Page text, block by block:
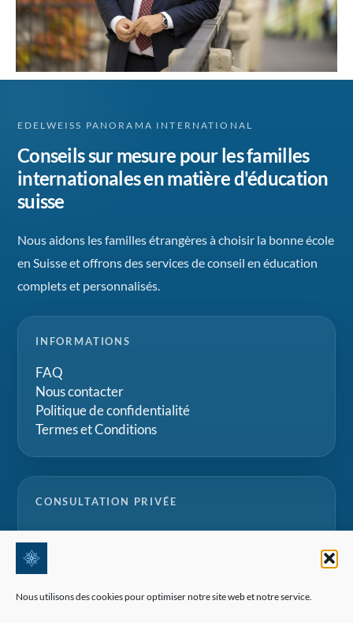
Nous utilisons des cookies pour optimiser notre site web et notre service.
EDELWEISS PANORAMA INTERNATIONAL
Conseils sur mesure pour les familles
internationales en matière d'éducation
suisse
Nous aidons les familles étrangères à choisir la bonne école
en Suisse et offrons des services de conseil en éducation
complets et personnalisés.
INFORMATIONS
FAQ
Nous contacter
Politique de confidentialité
Termes et Conditions
CONSULTATION PRIVÉE
Parlez à notre équipe pour des conseils
personnalisés sur les internats suisses, les camps